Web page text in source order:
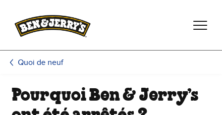
Quoi de neuf
Pourquoi Ben & Jerry’s